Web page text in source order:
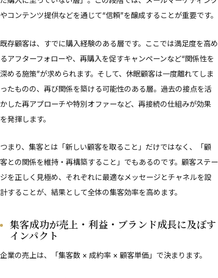
やコンテンツ提供などを通じて“信頼”を醸成することが重要です。
既存顧客は、すでに購入経験のある層です。ここでは満足度を高め
るアフターフォローや、再購入を促すキャンペーンなど“関係性を
深める施策”が求められます。そして、休眠顧客は一度離れてしま
ったものの、再び関係を築ける可能性のある層。過去の接点を活
かした再アプローチや特別オファーなど、再接続の仕組みが効果
を発揮します。
つまり、集客とは「新しい顧客を取ること」だけではなく、「顧
客との関係を維持・再構築すること」でもあるのです。顧客ステー
ジを正しく見極め、それぞれに最適なメッセージとチャネルを設
計することが、結果として全体の集客効率を高めます。
集客成功が売上・利益・ブランド成長に及ぼす
インパクト
企業の売上は、「集客数 × 成約率 × 顧客単価」で決まります。